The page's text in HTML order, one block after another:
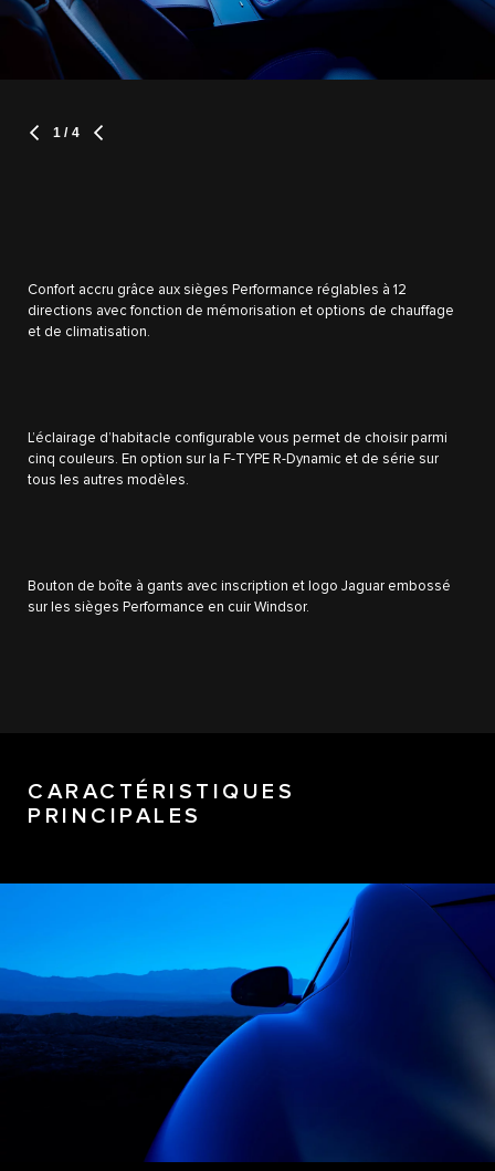
1 / 4
Confort accru grâce aux sièges Performance réglables à 12
directions avec fonction de mémorisation et options de chauffage
et de climatisation.
L’éclairage d’habitacle configurable vous permet de choisir parmi
cinq couleurs. En option sur la F-TYPE R-Dynamic et de série sur
tous les autres modèles.
Bouton de boîte à gants avec inscription et logo Jaguar embossé
sur les sièges Performance en cuir Windsor.
CARACTÉRISTIQUES
PRINCIPALES